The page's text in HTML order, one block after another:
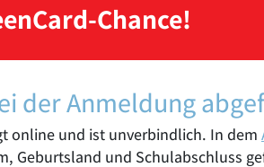
Chance!
der Anmeldung
online und ist unverbindlich. In dem
Geburtsland und Schulabschluss